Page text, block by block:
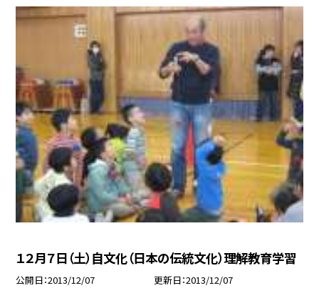
１２月７日（土）自文化（日本の伝統文化）理解教育学習
公開日 2013/12/07 更新日 2013/12/07